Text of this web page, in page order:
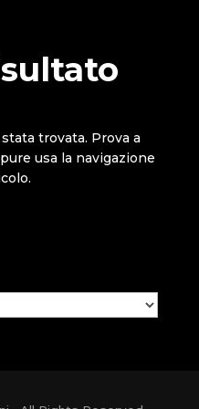
trovata. Prova a
usa la navigazione